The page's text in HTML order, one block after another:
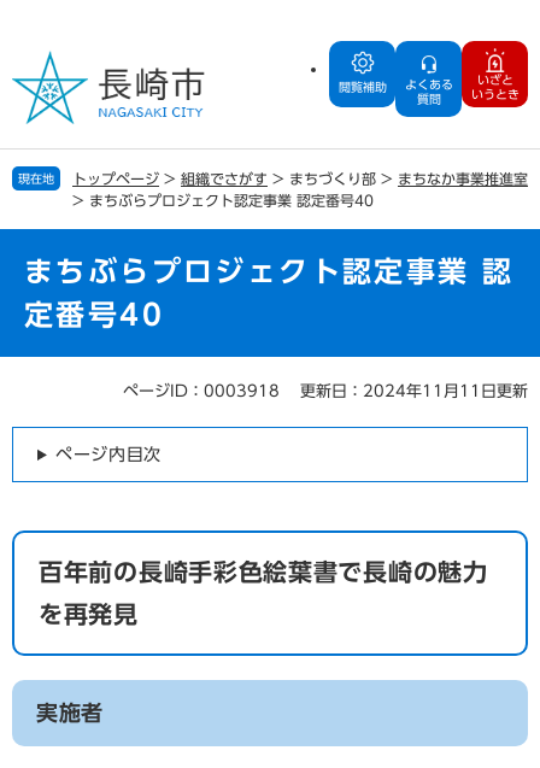
の
で
す
ー
ば
し
閲覧補助
よくある
質問
いざと
いうとき
現在地 トップページ > 組織でさがす > まちづくり部 > まちなか事業推進室
> まちぶらプロジェクト認定事業 認定番号40
まちぶらプロジェクト認定事業 認
定番号40
ページID：0003918 更新日：2024年11月11日更新
ページ内目次
百年前の長崎手彩色絵葉書で長崎の魅力
を再発見
実施者